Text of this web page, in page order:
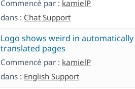
Commencé par : kamielP
dans : Chat Support
Logo shows weird in automatically
translated pages
Commencé par : kamielP
dans : English Support